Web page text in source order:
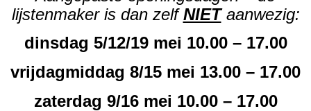
lijstenmaker is dan zelfNIETaanwezig:
dinsdag 5/12/19 mei 10.00 – 17.00
vrijdagmiddag 8/15 mei 13.00 – 17.00
zaterdag 9/16 mei 10.00 – 17.00